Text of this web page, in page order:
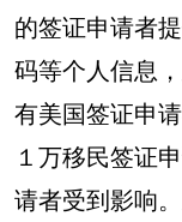
的签证申请者
码等个人信息
有美国签证申
１万移民签证
请者受到影响